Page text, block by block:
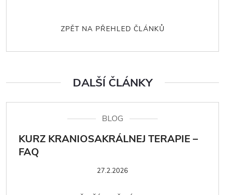
ZPĚT NA PŘEHLED ČLÁNKŮ
DALŠÍ ČLÁNKY
BLOG
KURZ KRANIOSAKRÁLNEJ TERAPIE –
FAQ
27.2.2026